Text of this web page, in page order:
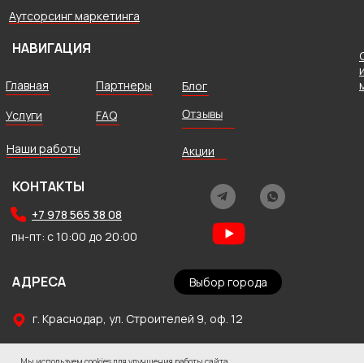
Аутсорсинг маркетинга
+7 978 565 38 08
пн-пт: с 10:00 до 20:00
КОНТАКТЫ
НАВИГАЦИЯ
АДРЕСА
г. Краснодар, ул. Строителей 9, оф. 12
г. Симферополь, ул. Ростовская, 3
Главная
Услуги
Наши работы
Отзывы
Партнеры
FAQ
Блог
Выбор города
Акции